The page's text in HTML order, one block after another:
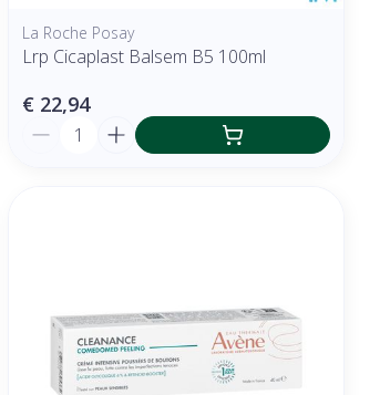
La Roche Posay
Lrp Cicaplast Balsem B5 100ml
€ 22,94
Aantal